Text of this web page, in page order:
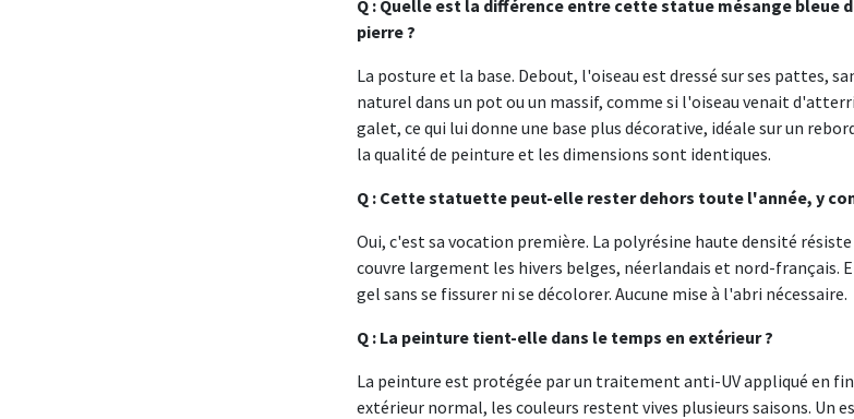
Q : Quelle est la différence entre cette statue mésange bleue
pierre ?
La posture et la base. Debout, l'oiseau est dressé sur ses pattes,
naturel dans un pot ou un massif, comme si l'oiseau venait
galet, ce qui lui donne une base plus décorative, idéale sur un
la qualité de peinture et les dimensions sont identiques.
Q : Cette statuette peut-elle rester dehors toute l'année, y
Oui, c'est sa vocation première. La polyrésine haute densité
couvre largement les hivers belges, néerlandais et nord-français.
gel sans se fissurer ni se décolorer. Aucune mise à l'abri nécessaire.
Q : La peinture tient-elle dans le temps en extérieur ?
La peinture est protégée par un traitement anti-UV appliqué en
extérieur normal, les couleurs restent vives plusieurs saisons. Un